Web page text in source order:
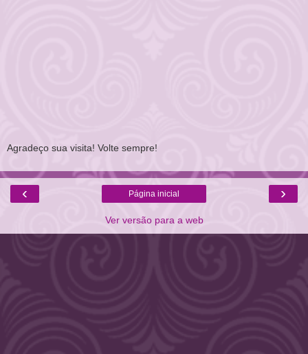
Agradeço sua visita! Volte sempre!
‹ ›
Página inicial
Ver versão para a web